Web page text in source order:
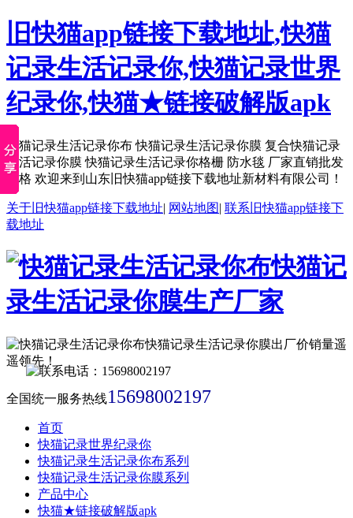
旧快猫app链接下载地址,快猫
记录生活记录你,快猫记录世界
纪录你,快猫★链接破解版apk
快猫记录生活记录你布 快猫记录生活记录你膜 复合快猫记录
生活记录你膜 快猫记录生活记录你格栅 防水毯 厂家直销批发
价格 欢迎来到山东旧快猫app链接下载地址新材料有限公司！
关于旧快猫app链接下载地址| 网站地图| 联系旧快猫app链接下
载地址
全国统一服务热线15698002197
首页
快猫记录世界纪录你
快猫记录生活记录你布系列
快猫记录生活记录你膜系列
产品中心
快猫★链接破解版apk